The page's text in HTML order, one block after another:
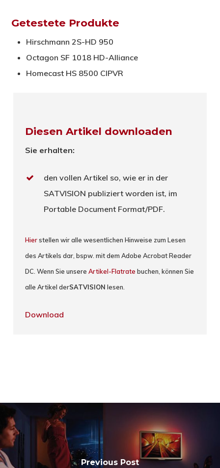
Getestete Produkte
Hirschmann 2S-HD 950
Octagon SF 1018 HD-Alliance
Homecast HS 8500 CIPVR
Diesen Artikel downloaden
Sie erhalten:
den vollen Artikel so, wie er in der
SATVISION publiziert worden ist, im
Portable Document Format/PDF.
Hierstellen wir alle wesentlichen Hinweise zum Lesen
des Artikels dar, bspw. mit dem Adobe Acrobat Reader
DC. Wenn Sie unsereArtikel-Flatrate buchen, können Sie
alle Artikel derSATVISION lesen.
Download
Previous Post